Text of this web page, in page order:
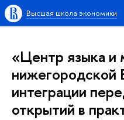
Высшая школа экономики
«Центр языка и
интеграции
открытий в